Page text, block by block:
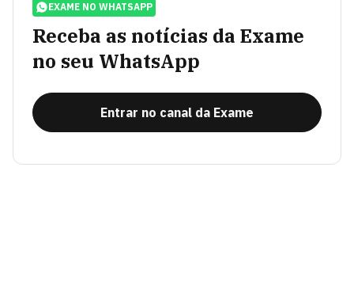
EXAME NO WHATSAPP
Receba as notícias da Exame
no seu WhatsApp
Entrar no canal da Exame